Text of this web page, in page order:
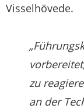
Visselhövede.
zu
an der